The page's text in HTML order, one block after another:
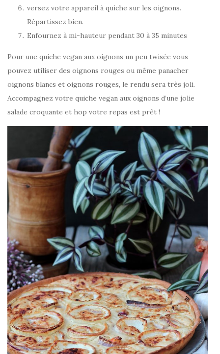
versez votre appareil à quiche sur les oignons.
Répartissez bien.
Enfournez à mi-hauteur pendant 30 à 35 minutes
Pour une quiche vegan aux oignons un peu twisée vous
pouvez utiliser des oignons rouges ou même panacher
oignons blancs et oignons rouges, le rendu sera très joli.
Accompagnez votre quiche vegan aux oignons d’une jolie
salade croquante et hop votre repas est prêt !